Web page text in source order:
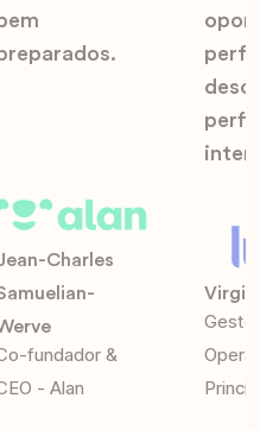
bem
Charles
fundador &
- Alan